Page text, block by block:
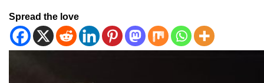
Spread the love